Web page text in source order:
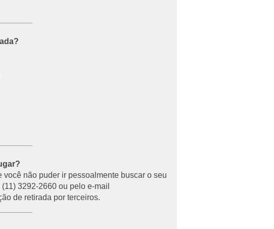
não puder ir pessoalmente buscar o seu
3292-2660 ou pelo e-mail
de retirada por terceiros.